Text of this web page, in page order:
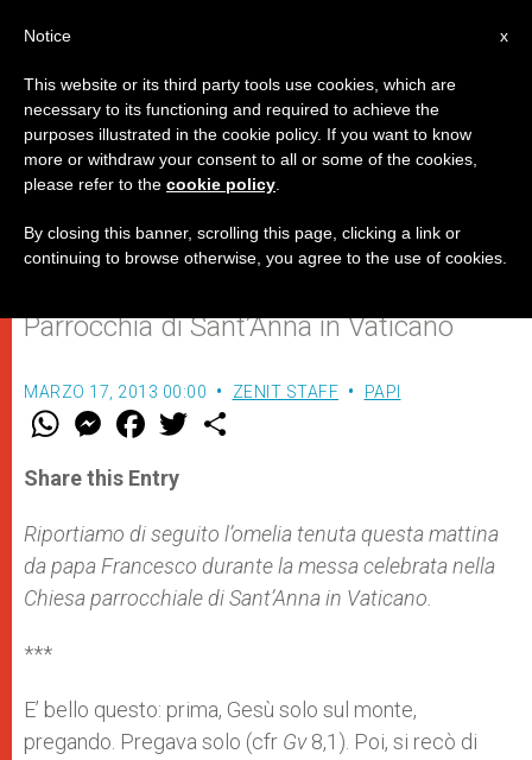
"Il messaggio di Gesù è quello: la
misericordia"
Parrocchia di Sant’Anna in Vaticano
MARZO 17, 2013 00:00 ZENIT STAFF PAPI
W
t
s
p
p
M
e
s
e
g
e
r
F
a
e
b
o
k
w
r
Share this Entry
Riportiamo di seguito l’omelia tenuta questa mattina
da papa Francesco durante la messa celebrata nella
Chiesa parrocchiale di Sant’Anna in Vaticano.
***
E’ bello questo: prima, Gesù solo sul monte,
pregando. Pregava solo (cfr Gv8,1). Poi, si recò di
x
Notice
This website or its third party tools use cookies, which are
necessary to its functioning and required to achieve the
purposes illustrated in the cookie policy. If you want to know
more or withdraw your consent to all or some of the cookies,
please refer to the cookie policy
By closing this banner, scrolling this page, clicking a link or
continuing to browse otherwise, you agree to the use of cookies.